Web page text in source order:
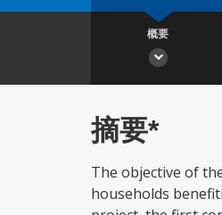
概要
摘要*
The objective of
households